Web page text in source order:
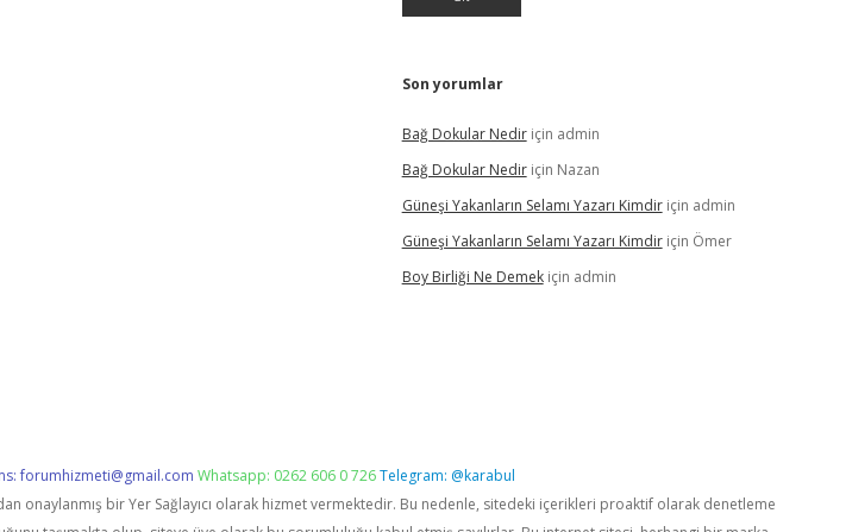
Son yorumlar
Bağ Dokular Nediriçin admin
Bağ Dokular Nediriçin Nazan
Güneşi Yakanların Selamı Yazarı Kimdiriçin admin
Güneşi Yakanların Selamı Yazarı Kimdiriçin Ömer
Boy Birliği Ne Demekiçin admin
forumhizmeti@gmail.com Whatsapp: 0262 606 0 726Telegram: @karabul
onaylanmış bir Yer Sağlayıcı olarak hizmet vermektedir. Bu nedenle, sitedeki içerikleri proaktif olarak denetleme